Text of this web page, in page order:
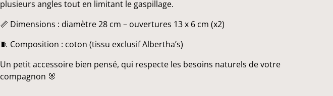
plusieurs angles tout en limitant le gaspillage.
📏 Dimensions : diamètre 28 cm – ouvertures 13 x 6 cm (x2)
🧵 Composition : coton (tissu exclusif Albertha’s)
Un petit accessoire bien pensé, qui respecte les besoins naturels de votre
compagnon 🐰